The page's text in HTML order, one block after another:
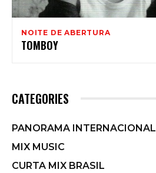
NOITE DE ABERTURA
TOMBOY
CATEGORIES
PANORAMA INTERNACIONAL
MIX MUSIC
CURTA MIX BRASIL